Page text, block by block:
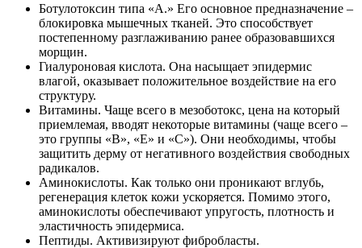
Ботулотоксин типа «А.» Его основное предназначение –
блокировка мышечных тканей. Это способствует
постепенному разглаживанию ранее образовавшихся
морщин.
Гиалуроновая кислота. Она насыщает эпидермис
влагой, оказывает положительное воздействие на его
структуру.
Витамины. Чаще всего в мезоботокс, цена на который
приемлемая, вводят некоторые витамины (чаще всего –
это группы «В», «Е» и «С»). Они необходимы, чтобы
защитить дерму от негативного воздействия свободных
радикалов.
Аминокислоты. Как только они проникают вглубь,
регенерация клеток кожи ускоряется. Помимо этого,
аминокислоты обеспечивают упругость, плотность и
эластичность эпидермиса.
Пептиды. Активизируют фибробласты.